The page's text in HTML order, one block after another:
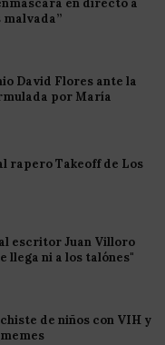
en directo a
malvada”
David Flores ante la
por María
rapero Takeoff de Los
escritor Juan Villoro
llega ni a los talónes"
de niños con VIH y